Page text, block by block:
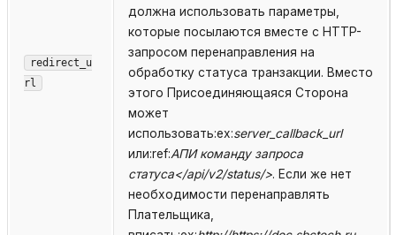
redirect_u
rl
должна использовать параметры,
которые посылаются вместе с HTTP-
запросом перенаправления на
обработку статуса транзакции. Вместо
этого Присоединяющаяся Сторона
может
использовать:ex:server_callback_url
или:ref:АПИ команду запроса
статуса</api/v2/status/>. Если же нет
необходимости перенаправлять
Плательщика,